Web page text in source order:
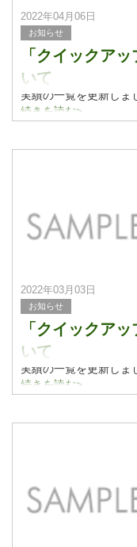
2022年04月06日
お知らせ
「クイックア
いて
実績の一覧を更新しま
実績紹介についてはこ
続きを読む>
2022年03月03日
お知らせ
「クイックア
いて
実績の一覧を更新しま
実績紹介についてはこ
続きを読む>